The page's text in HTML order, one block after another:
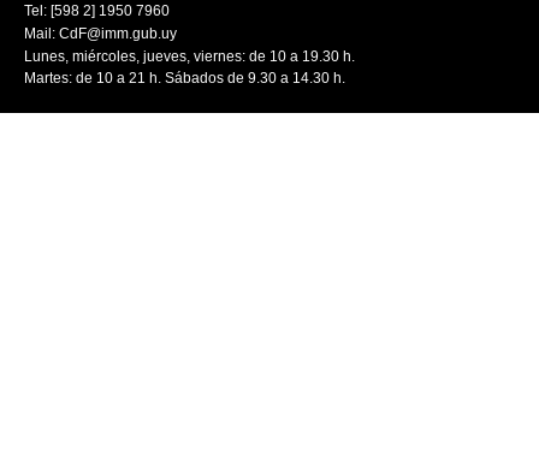
Tel: [598 2] 1950 7960
Mail: CdF@imm.gub.uy
Lunes, miércoles, jueves, viernes: de 10 a 19.30 h.
Martes: de 10 a 21 h. Sábados de 9.30 a 14.30 h.